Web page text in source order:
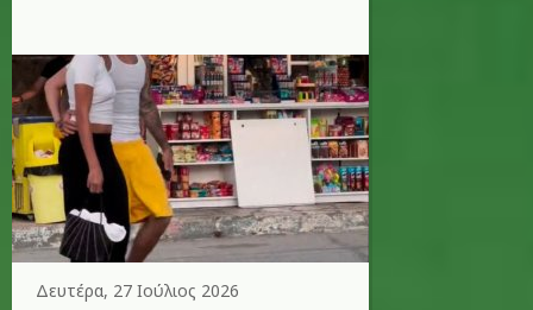
Δευτέρα, 27 Ιούλιος 2026